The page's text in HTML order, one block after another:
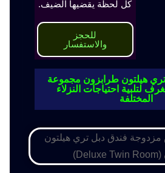
كل لحظة يقضيها الضيف.
للحجز
والاستفسار
هيلتون طرابزون مجموعة
لتلبية احتياجات النزلاء
المختلفة